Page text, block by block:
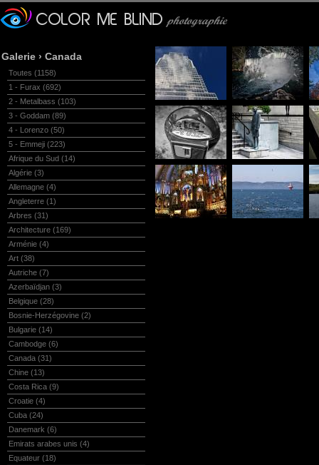
Galerie › Canada
Toutes (1158)
1 - Furax (692)
2 - Metalbass (103)
3 - Goddam (89)
4 - Lorenzo (50)
5 - Emmeji (223)
Afrique du Sud (14)
Algérie (3)
Allemagne (4)
Angleterre (1)
Arbres (31)
Architecture (169)
Arménie (4)
Art (38)
Autriche (7)
Azerbaïdjan (3)
Belgique (28)
Bosnie-Herzégovine (2)
Bulgarie (14)
Cambodge (6)
Canada (31)
Chine (13)
Costa Rica (9)
Croatie (4)
Cuba (24)
Danemark (6)
Emirats arabes unis (4)
Equateur (18)